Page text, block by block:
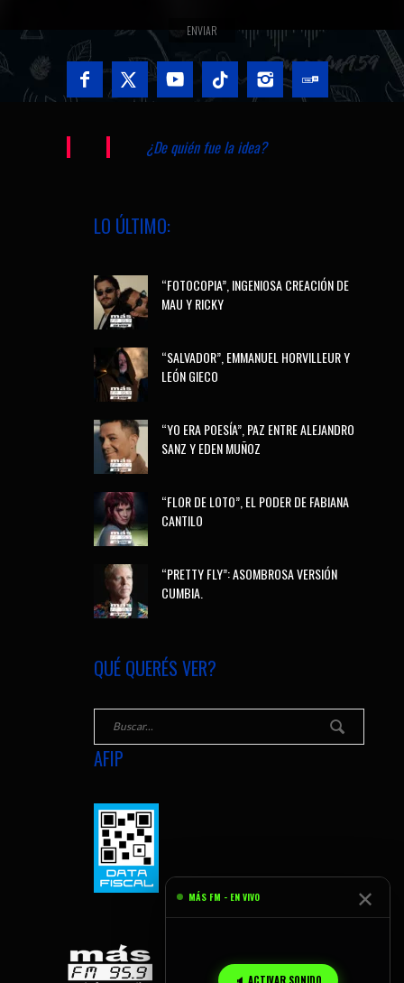
¿De quién fue la idea?
LO ÚLTIMO:
“FOTOCOPIA”, INGENIOSA CREACIÓN DE
MAU Y RICKY
“SALVADOR”, EMMANUEL HORVILLEUR Y
LEÓN GIECO
“YO ERA POESÍA”, PAZ ENTRE ALEJANDRO
SANZ Y EDEN MUÑOZ
“FLOR DE LOTO”, EL PODER DE FABIANA
CANTILO
“PRETTY FLY”: ASOMBROSA VERSIÓN
CUMBIA.
QUÉ QUERÉS VER?
AFIP
MÁS FM - EN VIVO ✕